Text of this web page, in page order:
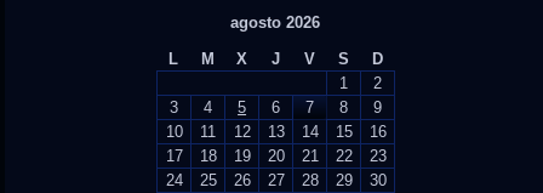
agosto 2026
L
M X J V S
D
1
2
3
4 5 6 7 8
9
10
11 12 13 14 15
16
17
18 19 20 21 22
23
24
25 26 27 28 29
30